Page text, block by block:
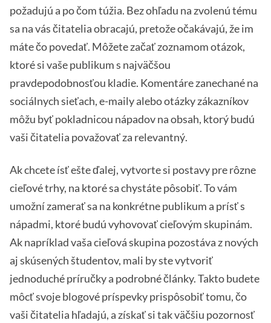
požadujú a po čom túžia. Bez ohľadu na zvolenú tému
sa na vás čitatelia obracajú, pretože očakávajú, že im
máte čo povedať. Môžete začať zoznamom otázok,
ktoré si vaše publikum s najväčšou
pravdepodobnosťou kladie. Komentáre zanechané na
sociálnych sieťach, e-maily alebo otázky zákazníkov
môžu byť pokladnicou nápadov na obsah, ktorý budú
vaši čitatelia považovať za relevantný.
Ak chcete ísť ešte ďalej, vytvorte si postavy pre rôzne
cieľové trhy, na ktoré sa chystáte pôsobiť. To vám
umožní zamerať sa na konkrétne publikum a prísť s
nápadmi, ktoré budú vyhovovať cieľovým skupinám.
Ak napríklad vaša cieľová skupina pozostáva z nových
aj skúsených študentov, mali by ste vytvoriť
jednoduché príručky a podrobné články. Takto budete
môcť svoje blogové príspevky prispôsobiť tomu, čo
vaši čitatelia hľadajú, a získať si tak väčšiu pozornosť